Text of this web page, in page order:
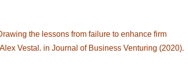
the lessons from failure to enhance firm
Vestal. in Journal of Business Venturing (2020).